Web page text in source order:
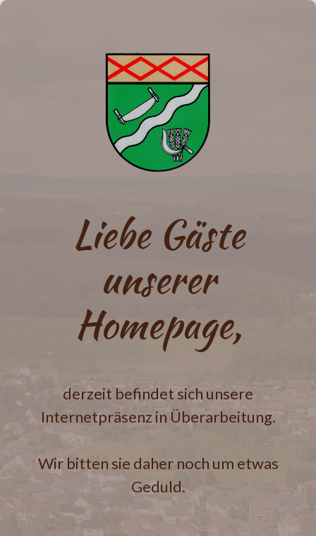
Liebe Gäste
unserer
Homepage,
derzeit befindet sich unsere
Internetpräsenz in Überarbeitung.
Wir bitten sie daher noch um etwas
Geduld.